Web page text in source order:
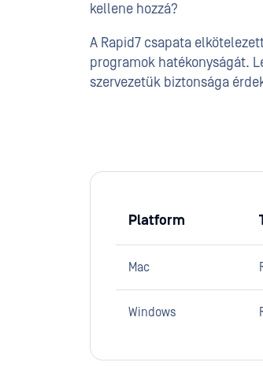
kellene hozzá?
A Rapid7 csapata
programok hatékonyságát.
szervezetük biztonsága
Platform
Mac
Windows